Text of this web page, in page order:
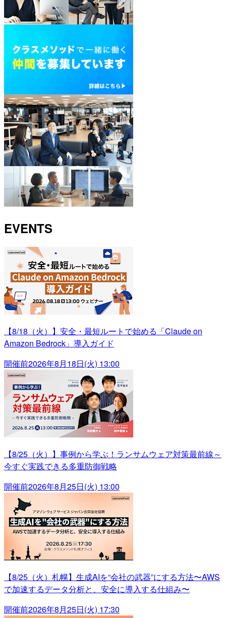
EVENTS
【8/18（火）】安全・最短ルートで始める「Claude on
Amazon Bedrock」導入ガイド
開催前2026年8月18日(火) 13:00
【8/25（火）】事例から学ぶ！ランサムウェア対策最前線～
今すぐ実践できる多重防御戦略
開催前2026年8月25日(火) 13:00
【8/25（火）札幌】生成AIを“会社の武器”にする方法〜AWS
で加速するデータ分析と、安全に導入する仕組み〜
開催前2026年8月25日(火) 17:30